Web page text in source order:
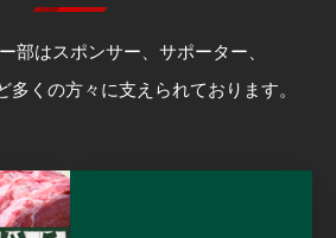
部はスポンサー、サポーター、
多くの方々に支えられております。